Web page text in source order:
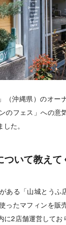
（沖縄県）のオー
のフェス」への意
た。
ついて教えて
ある「山城とうふ
ったマフィンを販
に2店舗運営してお